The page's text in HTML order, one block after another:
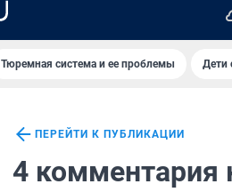
Тюремная система и ее проблемы Дети
ПЕРЕЙТИ К ПУБЛИКАЦИИ
4 комментария